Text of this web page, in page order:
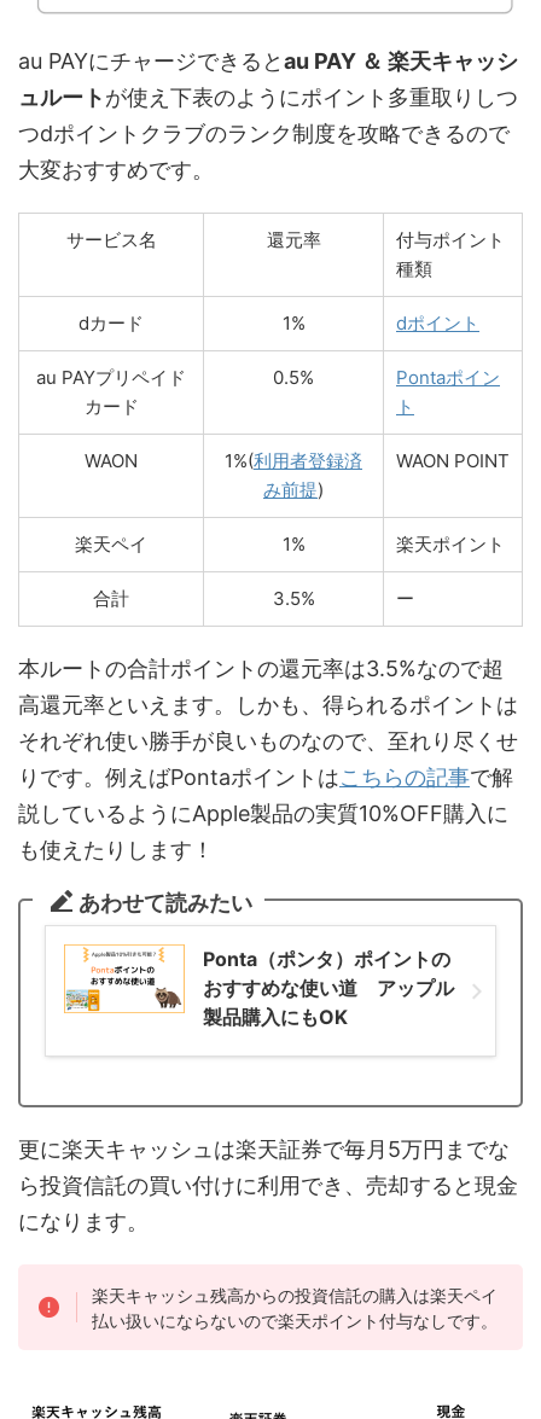
au PAYにチャージできるとau PAY ＆ 楽天キャッシ
ュルートが使え下表のようにポイント多重取りしつ
つdポイントクラブのランク制度を攻略できるので
大変おすすめです。
サービス名 還元率
付与ポイント
種類
dカード 1% dポイント
au PAYプリペイド
カード
0.5%
Pontaポイン
ト
WAON 1%(利用者登録済
み前提)
WAON POINT
楽天ペイ 1% 楽天ポイント
合計 3.5% ー
本ルートの合計ポイントの還元率は3.5%なので超
高還元率といえます。しかも、得られるポイントは
それぞれ使い勝手が良いものなので、至れり尽くせ
りです。例えばPontaポイントはこちらの記事で解
説しているようにApple製品の実質10%OFF購入に
も使えたりします！
あわせて読みたい
Ponta（ポンタ）ポイントの
おすすめな使い道 アップル
製品購入にもOK
更に楽天キャッシュは楽天証券で毎月5万円までな
ら投資信託の買い付けに利用でき、売却すると現金
になります。
楽天キャッシュ残高からの投資信託の購入は楽天ペイ
払い扱いにならないので楽天ポイント付与なしです。